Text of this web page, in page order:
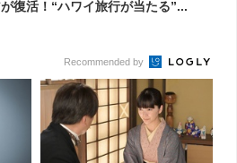
復活！“ハワイ旅行が当たる”...
Recommended by